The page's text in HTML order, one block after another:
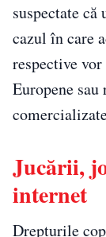
suspectate
cazul în care
respective
Europene sau
Jucării,
internet
Drepturile